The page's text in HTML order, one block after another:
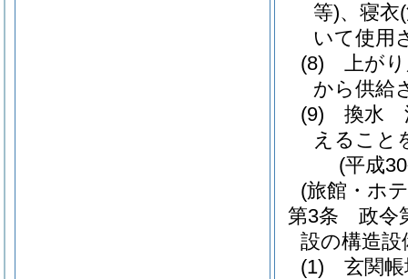
等)、寝衣
いて使用
(8)
上が
から供給
(9)
換水
えること
(平成
(旅館・ホ
第3条
政令
設の構造
(1)
玄関